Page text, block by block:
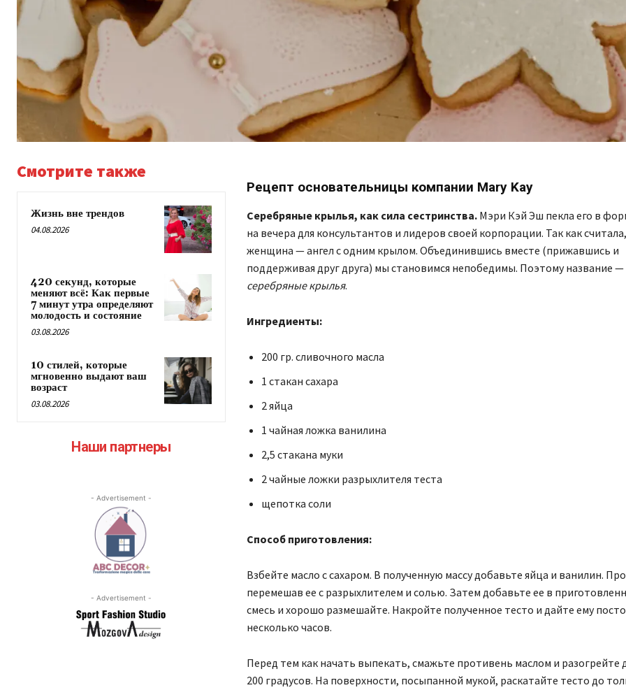
Смотрите также
Жизнь вне трендов
04.08.2026
420 секунд, которые
меняют всё: Как первые
7 минут утра определяют
молодость и состояние
03.08.2026
10 стилей, которые
мгновенно выдают ваш
возраст
03.08.2026
Наши партнеры
- Advertisement -
- Advertisement -
Рецепт основательницы компании Mary Kay
Серебряные крылья, как сила сестринства.Мэри Кэй Эш пекла его в
на вечера для консультантов и лидеров своей корпорации. Так как
женщина — ангел с одним крылом. Объединившись вместе (прижавшись и
поддерживая друг друга) мы становимся непобедимы. Поэтому название —
серебряные крылья.
Ингредиенты:
200 гр. сливочного масла
1 стакан сахара
2 яйца
1 чайная ложка ванилина
2,5 стакана муки
2 чайные ложки разрыхлителя теста
щепотка соли
Способ приготовления:
Взбейте масло с сахаром. В полученную массу добавьте яйца и ванилин.
перемешав ее с разрыхлителем и солью. Затем добавьте ее в
смесь и хорошо размешайте. Накройте полученное тесто и дайте ему
несколько часов.
Перед тем как начать выпекать, смажьте противень маслом и разогрейте
200 градусов. На поверхности, посыпанной мукой, раскатайте тесто до